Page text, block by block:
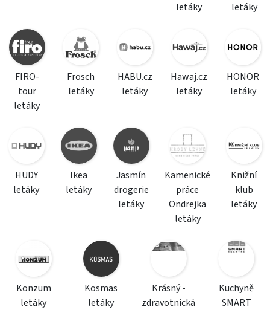
letáky
letáky
FIRO-
tour
letáky
Frosch
letáky
HABU.cz
letáky
Hawaj.cz
letáky
HONOR
letáky
HUDY
letáky
Ikea
letáky
Jasmín
drogerie
letáky
Kamenické
práce
Ondrejka
letáky
Knižní
klub
letáky
Konzum
letáky
Kosmas
letáky
Krásný -
zdravotnická
Kuchyně
SMART